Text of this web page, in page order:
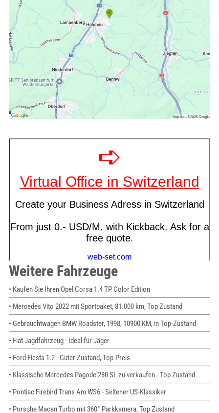
Weitere Fahrzeuge
• Kaufen Sie Ihren Opel Corsa 1.4 TP Color Edition
• Mercedes Vito 2022 mit Sportpaket, 81.000 km, Top Zustand
• Gebrauchtwagen BMW Roadster, 1998, 10900 KM, in Top-Zustand
• Fiat Jagdfahrzeug - Ideal für Jäger
• Ford Fiesta 1.2 - Guter Zustand, Top-Preis
• Klassische Mercedes Pagode 280 SL zu verkaufen - Top Zustand
• Pontiac Firebird Trans Am WS6 - Seltener US-Klassiker
• Porsche Macan Turbo mit 360° Parkkamera, Top Zustand